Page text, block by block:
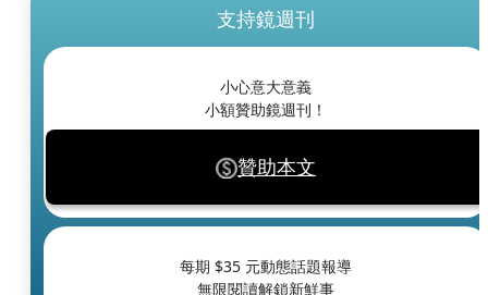
支持鏡週刊
小心意大意義
小額贊助鏡週刊！
贊助本文
每期 $35 元動態話題報導
無限閱讀解鎖新鮮事